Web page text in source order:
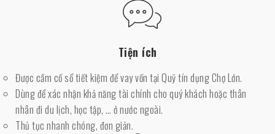
Tiện ích
Được cầm cố sổ tiết kiệm để vay vốn tại Quỹ tín dụng Chợ Lớn.
Dùng để xác nhận khả năng tài chính cho quý khách hoặc thân
nhân đi du lịch, học tập, … ở nước ngoài.
Thủ tục nhanh chóng, đơn giản.